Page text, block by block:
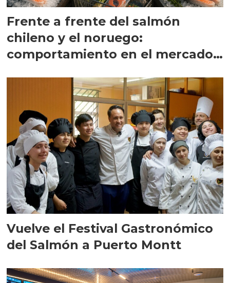
Frente a frente del salmón
chileno y el noruego:
comportamiento en el mercado
Vuelve el Festival Gastronómico
del Salmón a Puerto Montt